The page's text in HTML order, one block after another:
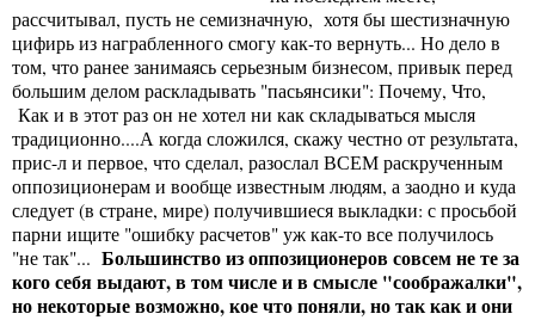
рассчитывал, пусть не семизначную, хотя бы шестизначную
цифирь из награбленного смогу как-то вернуть... Но дело в
том, что ранее занимаясь серьезным бизнесом, привык перед
большим делом раскладывать "пасьянсики": Почему, Что,
Как и в этот раз он не хотел ни как складываться мысля
традиционно....А когда сложился, скажу честно от результата,
прис-л и первое, что сделал, разослал ВСЕМ раскрученным
оппозиционерам и вообще известным людям, а заодно и куда
следует (в стране, мире) получившиеся выкладки: с просьбой
парни ищите "ошибку расчетов" уж как-то все получилось
"не так"... Большинство из оппозиционеров совсем не те за
кого себя выдают, в том числе и в смысле "соображалки",
но некоторые возможно, кое что поняли, но так как и они